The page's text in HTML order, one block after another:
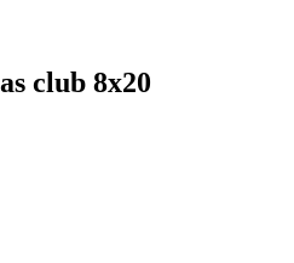
club 8x20